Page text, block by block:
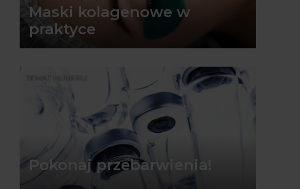
Maski kolagenowe w
praktyce
Pokonaj przebarwienia!